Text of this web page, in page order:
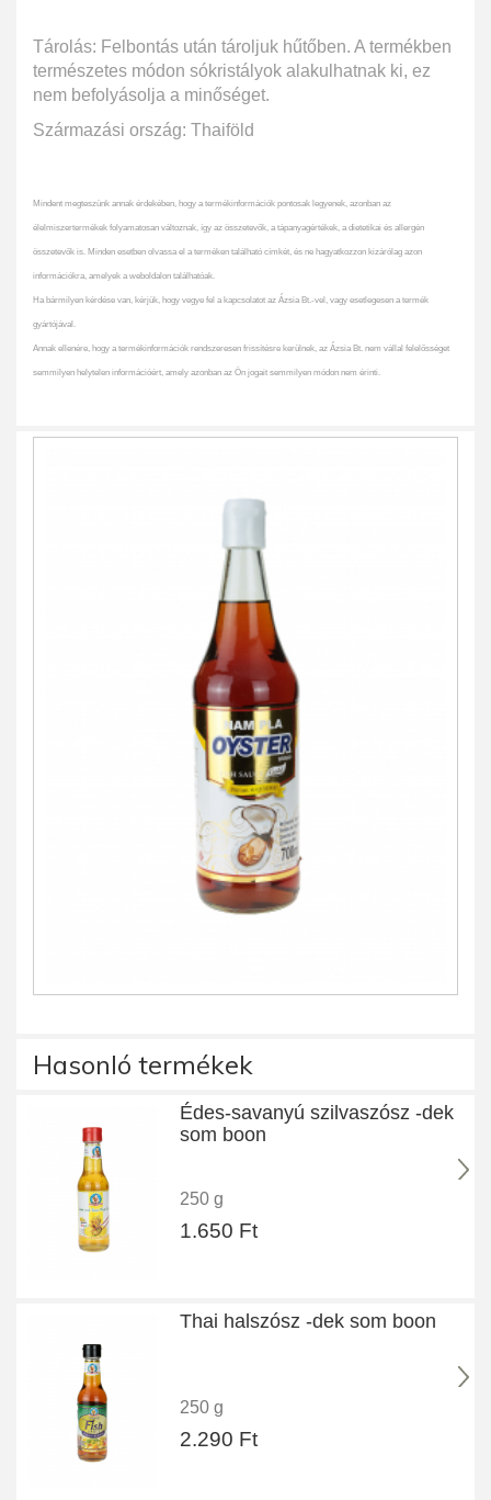
Tárolás: Felbontás után tároljuk hűtőben. A termékben
természetes módon sókristályok alakulhatnak ki, ez
nem befolyásolja a minőséget.
Származási ország: Thaiföld
Mindent megteszünk annak érdekében, hogy a termékinformációk pontosak legyenek, azonban az
élelmiszertermékek folyamatosan változnak, így az összetevők, a tápanyagértékek, a dietetikai és allergén
összetevők is. Minden esetben olvassa el a terméken található címkét, és ne hagyatkozzon kizárólag azon
információkra, amelyek a weboldalon találhatóak.
Ha bármilyen kérdése van, kérjük, hogy vegye fel a kapcsolatot az Ázsia Bt.-vel, vagy esetlegesen a termék
gyártójával.
Annak ellenére, hogy a termékinformációk rendszeresen frissítésre kerülnek, az Ázsia Bt. nem vállal felelősséget
semmilyen helytelen információért, amely azonban az Ön jogait semmilyen módon nem érinti.
Hasonló termékek
Édes-savanyú szilvaszósz -dek
som boon
250 g
1.650 Ft
Thai halszósz -dek som boon
250 g
2.290 Ft